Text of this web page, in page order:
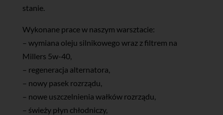
stanie.
Wykonane prace w naszym warsztacie:
– wymiana oleju silnikowego wraz z filtrem na
Millers 5w-40,
– regeneracja alternatora,
– nowy pasek rozrządu,
– nowe uszczelnienia wałków rozrządu,
– świeży płyn chłodniczy,